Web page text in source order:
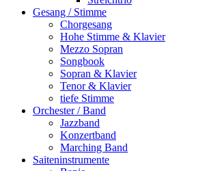
Gesang / Stimme
Chorgesang
Hohe Stimme & Klavier
Mezzo Sopran
Songbook
Sopran & Klavier
Tenor & Klavier
tiefe Stimme
Orchester / Band
Jazzband
Konzertband
Marching Band
Saiteninstrumente